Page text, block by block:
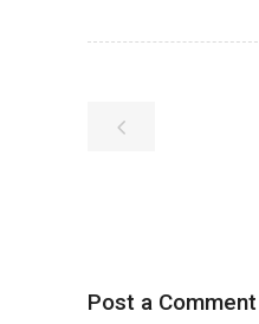
Post a Comment